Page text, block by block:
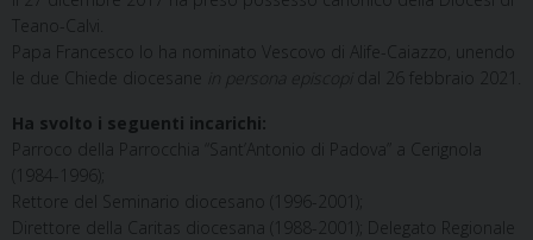
Teano-Calvi.
Papa Francesco lo ha nominato Vescovo di Alife-Caiazzo, unendo
le due Chiede diocesane
dal 26 febbraio 2021.
Ha svolto i seguenti incarichi:
Parroco della Parrocchia “Sant’Antonio di Padova” a Cerignola
(1984-1996);
Rettore del Seminario diocesano (1996-2001);
Direttore della Caritas diocesana (1988-2001); Delegato Regionale